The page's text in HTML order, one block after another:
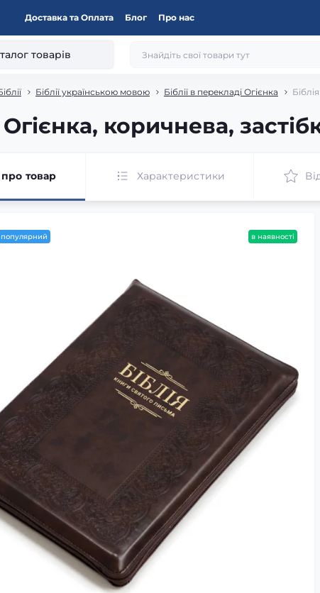
Доставка та Оплата Блог Про нас
товарів
Біблії українською мовою Біблії в перекладі Огієнка
Огієнка, коричнева,
товар Характеристики
популярний в наявності